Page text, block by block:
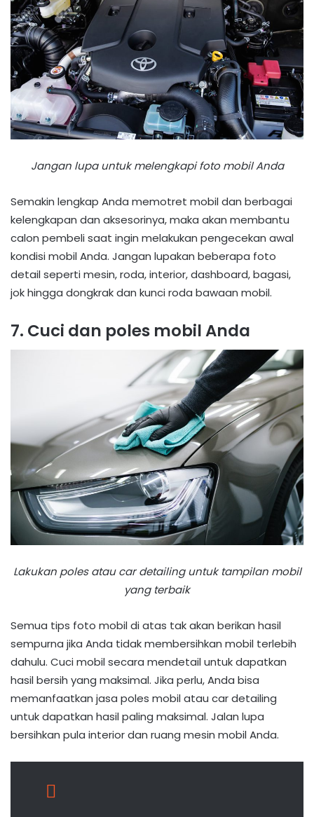
Jangan lupa untuk melengkapi foto mobil Anda
Semakin lengkap Anda memotret mobil dan berbagai
kelengkapan dan aksesorinya, maka akan membantu
calon pembeli saat ingin melakukan pengecekan awal
kondisi mobil Anda. Jangan lupakan beberapa foto
detail seperti mesin, roda, interior, dashboard, bagasi,
jok hingga dongkrak dan kunci roda bawaan mobil.
7. Cuci dan poles mobil Anda
Lakukan poles atau car detailing untuk tampilan mobil
yang terbaik
Semua tips foto mobil di atas tak akan berikan hasil
sempurna jika Anda tidak membersihkan mobil terlebih
dahulu. Cuci mobil secara mendetail untuk dapatkan
hasil bersih yang maksimal. Jika perlu, Anda bisa
memanfaatkan jasa poles mobil atau car detailing
untuk dapatkan hasil paling maksimal. Jalan lupa
bersihkan pula interior dan ruang mesin mobil Anda.